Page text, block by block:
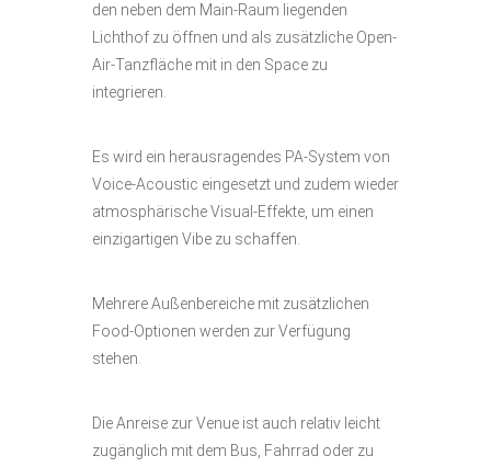
den neben dem Main-Raum liegenden
Lichthof zu öffnen und als zusätzliche Open-
Air-Tanzfläche mit in den Space zu
integrieren.
Es wird ein herausragendes PA-System von
Voice-Acoustic eingesetzt und zudem wieder
atmosphärische Visual-Effekte, um einen
einzigartigen Vibe zu schaffen.
Mehrere Außenbereiche mit zusätzlichen
Food-Optionen werden zur Verfügung
stehen.
Die Anreise zur Venue ist auch relativ leicht
zugänglich mit dem Bus, Fahrrad oder zu